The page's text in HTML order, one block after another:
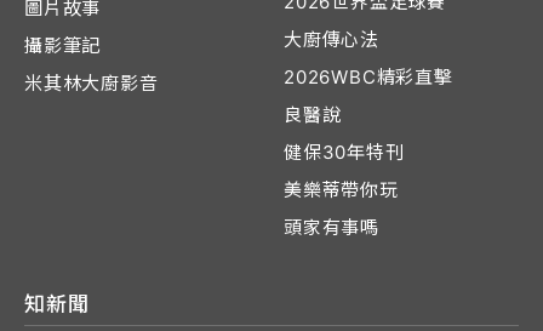
圖片故事
攝影筆記
米其林大廚影音
大廚傳心法
2026WBC精彩直擊
良醫說
健保30年特刊
美樂蒂帶你玩
頭家有事嗎
知新聞